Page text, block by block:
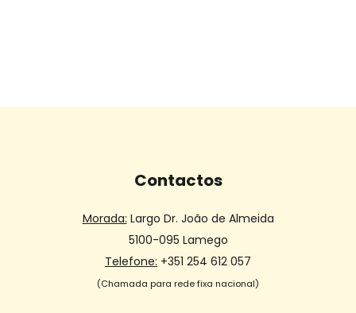
Contactos
Morada: Largo Dr. João de Almeida
5100-095 Lamego
Telefone: +351 254 612 057
(Chamada para rede fixa nacional)